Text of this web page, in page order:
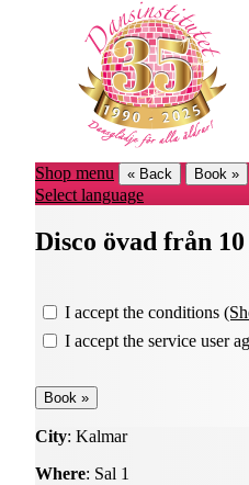
Shop menu « Back Book »
Select language
Disco övad från
I accept the conditions
I accept the service user
City: Kalmar
Where: Sal 1